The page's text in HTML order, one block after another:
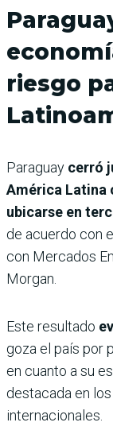
riesgo
Paraguay cerró
América Latina
ubicarse en
de acuerdo con
con Mercados
Morgan.
Este resultado
goza el país por
en cuanto a su
destacada en
internacionales.